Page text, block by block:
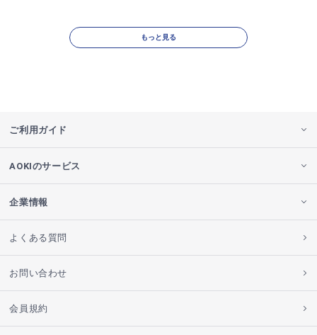
もっと見る
ご利用ガイド
AOKIのサービス
企業情報
よくある質問
お問い合わせ
会員規約